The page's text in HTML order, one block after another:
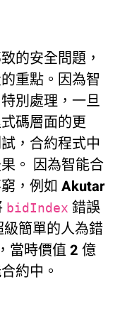
的安全問題，
重點。因為智
別處理，一旦
碼層面的更
，合約程式中
。 因為智能合
，例如 Akutar
bidIndex 錯誤
簡單的人為錯
當時價值 2 億
約中。